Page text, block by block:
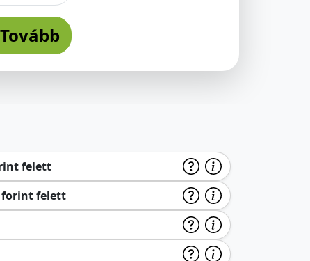
Tovább
felett
forint felett